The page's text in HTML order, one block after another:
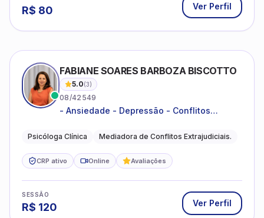
R$ 80 Ver Perfil
FABIANE SOARES BARBOZA BISCOTTO
5.0(3)
08/42549
- Ansiedade - Depressão - Conflitos
relacionamentos - Autoestima -
Psicóloga Clínica Mediadora de Conflitos Extrajudiciais.
CRP ativo Online Avaliações
SESSÃO
R$ 120 Ver Perfil